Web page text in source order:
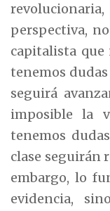
perspectiva,
capitalista que
tenemos
seguirá
imposible la
tenemos
clase seguirán
embargo, lo
evidencia,